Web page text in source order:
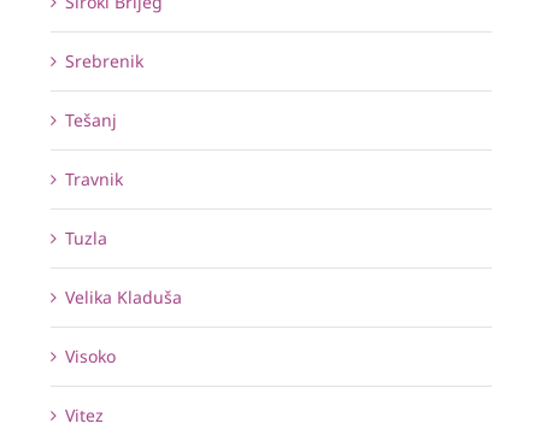
Srebrenik
Tešanj
Travnik
Tuzla
Velika Kladuša
Visoko
Vitez